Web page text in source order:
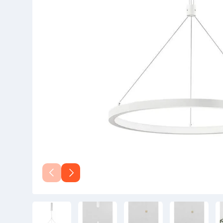
VorherigeNächste